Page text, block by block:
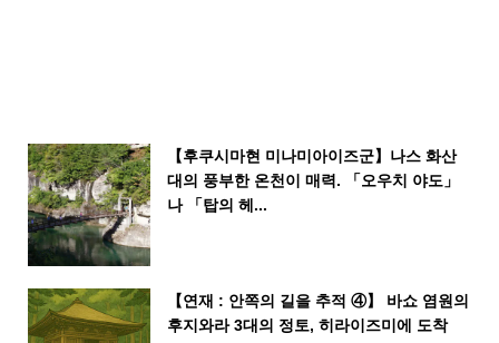
【후쿠시마현 미나미아이즈군】나스 화산
대의 풍부한 온천이 매력. 「오우치 야도」
나 「탑의 헤...
【연재 : 안쪽의 길을 추적 ④】 바쇼 염원의
후지와라 3대의 정토, 히라이즈미에 도착